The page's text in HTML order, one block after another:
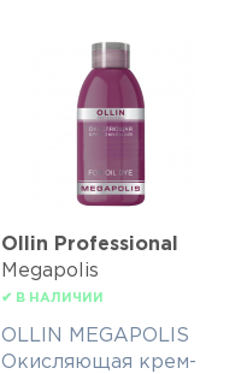
Ollin Professional
Megapolis
✔ В НАЛИЧИИ
OLLIN MEGAPOLIS
Окисляющая крем-